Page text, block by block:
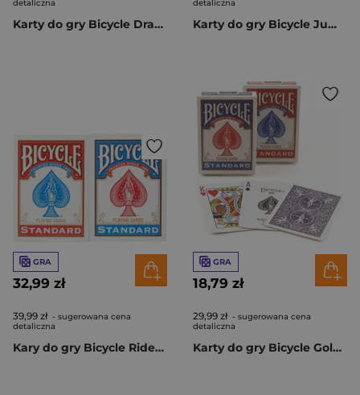
detaliczna
Karty do gry Bicycle Dragon Red
detaliczna
Karty do gry Bicycle Jumbo Rider Back 1szt.mix
GRA
32,99 zł
39,99 zł - sugerowana cena
detaliczna
Kary do gry Bicycle Rider Back 2-Pack
GRA
18,79 zł
29,99 zł - sugerowana cena
detaliczna
Karty do gry Bicycle Gold Rider Back 1szt.mix